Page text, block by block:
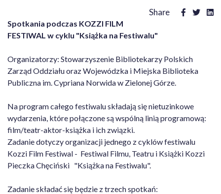
Share
Spotkania podczas KOZZI FILM
FESTIWAL w cyklu "Książka na Festiwalu"
Organizatorzy: Stowarzyszenie Bibliotekarzy Polskich
Zarząd Oddziału oraz Wojewódzka i Miejska Biblioteka
Publiczna im. Cypriana Norwida w Zielonej Górze.
Na program całego festiwalu składają się nietuzinkowe
wydarzenia, które połączone są wspólną linią programową:
film/teatr-aktor-książka i ich związki.
Zadanie dotyczy organizacji jednego z cyklów festiwalu
Kozzi Film Festiwal - Festiwal Filmu, Teatru i Książki Kozzi
Pieczka Chęciński "Książka na Festiwalu".
Zadanie składać się będzie z trzech spotkań: